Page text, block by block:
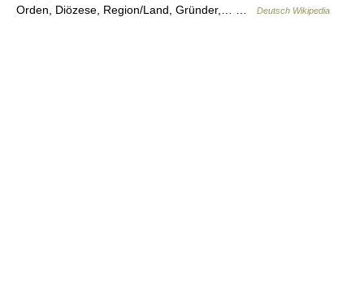
Orden, Diözese, Region/Land, Gründer,… …
Deutsch Wikipedia